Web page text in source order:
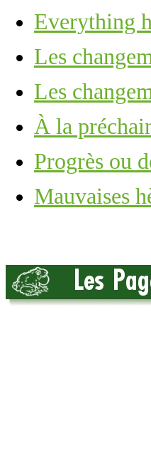
Everything
Les
Les
À la
Progrès ou
Mauvaises